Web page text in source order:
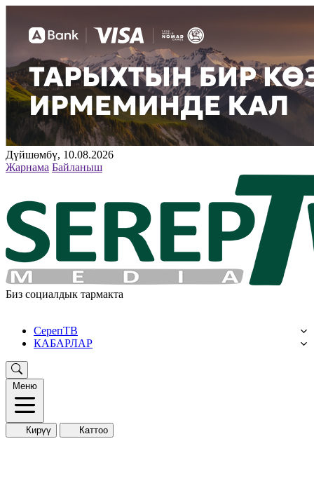
Дүйшөмбү, 10.08.2026
Жарнама Байланыш
Биз социалдык тармакта
СерепТВ
КАБАРЛАР
Меню
Кирүү Каттоо